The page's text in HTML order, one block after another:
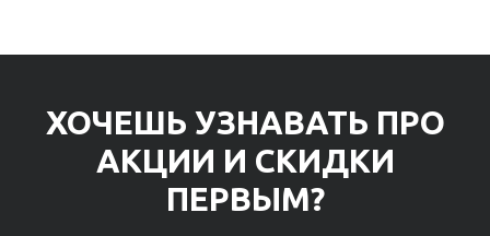
ХОЧЕШЬ УЗНАВАТЬ ПРО
АКЦИИ И СКИДКИ
ПЕРВЫМ?